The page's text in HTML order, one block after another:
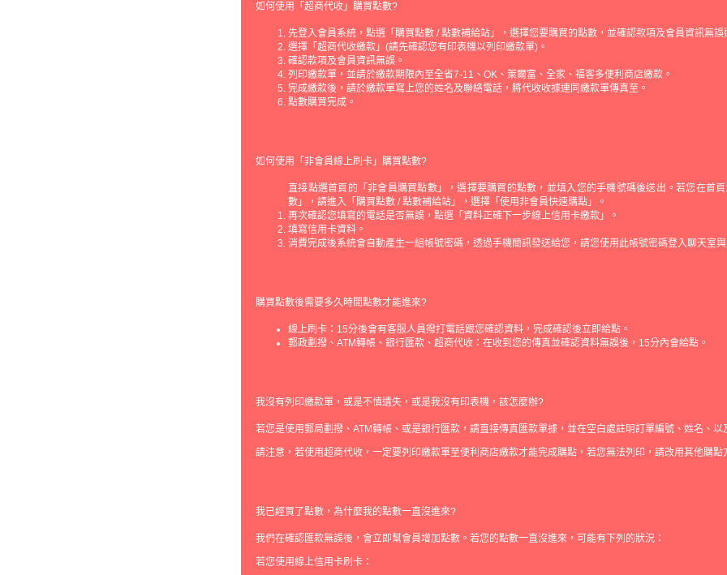
如何使用「超商代收」購買點數?
先登入會員系統，點選「購買點數 / 點數補給站」，選擇您要購買的點數，並確認款項及會員資訊無誤
選擇「超商代收繳款」(請先確認您有印表機以列印繳款單)。
確認款項及會員資訊無誤。
列印繳款單，並請於繳款期限內至全省7-11、OK、萊爾富、全家、福客多便利商店繳款。
完成繳款後，請於繳款單寫上您的姓名及聯絡電話，將代收收據連同繳款單傳真至。
點數購買完成。
如何使用「非會員線上刷卡」購買點數?
直接點選首頁的「非會員購買點數」，選擇要購買的點數，並填入您的手機號碼後送出。若您在首
數」，請進入「購買點數 / 點數補給站」，選擇「使用非會員快速購點」。
再次確認您填寫的電話是否無誤，點選「資料正確下一步線上信用卡繳款」。
填寫信用卡資料。
消費完成後系統會自動產生一組帳號密碼，透過手機簡訊發送給您，請您使用此帳號密碼登入聊天室
購買點數後需要多久時間點數才能進來?
線上刷卡：15分後會有客服人員撥打電話跟您確認資料，完成確認後立即給點。
郵政劃撥、ATM轉帳、銀行匯款、超商代收：在收到您的傳真並確認資料無誤後，15分內會給點。
我沒有列印繳款單，或是不慎遺失，或是我沒有印表機，該怎麼辦?
若您是使用郵局劃撥、ATM轉帳、或是銀行匯款，請直接傳真匯款單據，並在空白處註明訂單編號、姓名、以
請注意，若使用超商代收，一定要列印繳款單至便利商店繳款才能完成購點，若您無法列印，請改用其他購點
我已經買了點數，為什麼我的點數一直沒進來?
我們在確認匯款無誤後，會立即幫會員增加點數。若您的點數一直沒進來，可能有下列的狀況：
若您使用線上信用卡刷卡：